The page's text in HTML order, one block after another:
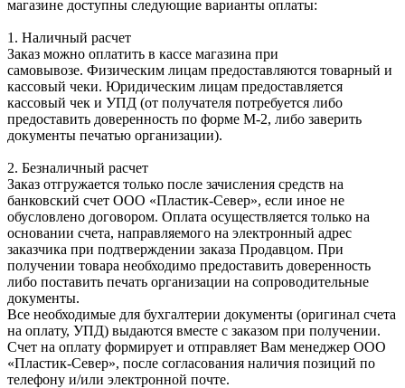
магазине доступны следующие варианты оплаты:
1. Наличный расчет
Заказ можно оплатить в кассе магазина при
самовывозе. Физическим лицам предоставляются товарный и
кассовый чеки. Юридическим лицам предоставляется
кассовый чек и УПД (от получателя потребуется либо
предоставить доверенность по форме М-2, либо заверить
документы печатью организации).
2. Безналичный расчет
Заказ отгружается только после зачисления средств на
банковский счет ООО «Пластик-Север», если иное не
обусловлено договором. Оплата осуществляется только на
основании счета, направляемого на электронный адрес
заказчика при подтверждении заказа Продавцом. При
получении товара необходимо предоставить доверенность
либо поставить печать организации на сопроводительные
документы.
Все необходимые для бухгалтерии документы (оригинал счета
на оплату, УПД) выдаются вместе с заказом при получении.
Счет на оплату формирует и отправляет Вам менеджер ООО
«Пластик-Север», после согласования наличия позиций по
телефону и/или электронной почте.